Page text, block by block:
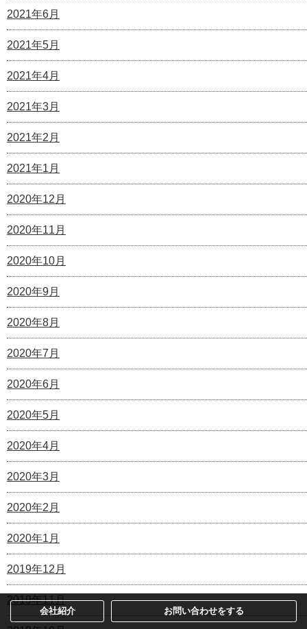
2021年6月
2021年5月
2021年4月
2021年3月
2021年2月
2021年1月
2020年12月
2020年11月
2020年10月
2020年9月
2020年8月
2020年7月
2020年6月
2020年5月
2020年4月
2020年3月
2020年2月
2020年1月
2019年12月
2019年11月
会社紹介 お問い合わせをする